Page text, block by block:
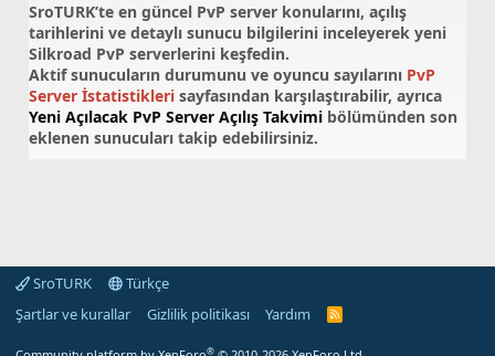
SroTURK’te en güncel PvP server konularını, açılış
tarihlerini ve detaylı sunucu bilgilerini inceleyerek yeni
Silkroad PvP serverlerini keşfedin.
Aktif sunucuların durumunu ve oyuncu sayılarını PvP
Server İstatistikleri sayfasından karşılaştırabilir, ayrıca
Yeni Açılacak PvP Server Açılış Takvimi bölümünden son
eklenen sunucuları takip edebilirsiniz.
SroTURK
Türkçe
Şartlar ve kurallar
Gizlilik politikası Yardım
S
®